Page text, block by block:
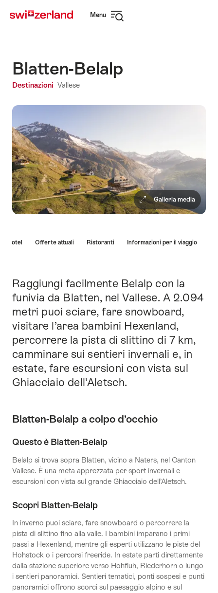
rapida
Menu
Blatten-Belalp
Destinazioni Vallese
Galleria media
conducono
direttamente
ai
punti
di
di
questo
sito.
Hotel Offerte attuali Ristoranti Informazioni per il viaggio
Introduzione
Raggiungi facilmente Belalp con la
funivia da Blatten, nel Vallese. A 2.094
metri puoi sciare, fare snowboard,
visitare l’area bambini Hexenland,
percorrere la pista di slittino di 7 km,
camminare sui sentieri invernali e, in
estate, fare escursioni con vista sul
Ghiacciaio dell’Aletsch.
Blatten-Belalp a colpo d’occhio
Questo è Blatten-Belalp
Belalp si trova sopra Blatten, vicino a Naters, nel Canton
Vallese. È una meta apprezzata per sport invernali e
escursioni con vista sul grande Ghiacciaio dell’Aletsch.
Scopri Blatten-Belalp
In inverno puoi sciare, fare snowboard o percorrere la
pista di slittino fino alla valle. I bambini imparano i primi
passi a Hexenland, mentre gli esperti utilizzano le piste del
Hohstock o i percorsi freeride. In estate parti direttamente
dalla stazione superiore verso Hohfluh, Riederhorn o lungo
i sentieri panoramici. Sentieri tematici, ponti sospesi e punti
panoramici offrono scorci sul paesaggio alpino e sul